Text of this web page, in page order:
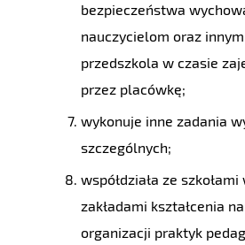
bezpieczeństwa
nauczycielom oraz
przedszkola w czasie
przez placówkę;
wykonuje inne zadania
szczególnych;
współdziała ze
zakładami kształcenia
organizacji praktyk